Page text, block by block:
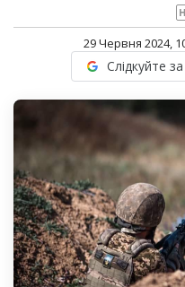
29 Червня 2024,
Слідкуйте